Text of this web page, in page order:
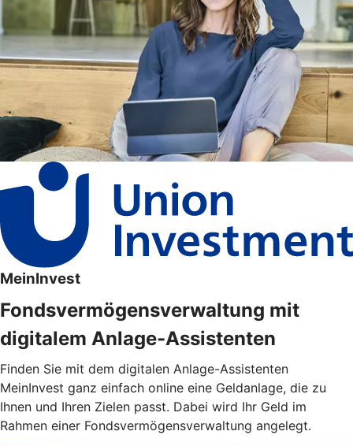
MeinInvest
Fondsvermögensverwaltung mit
digitalem Anlage-Assistenten
Finden Sie mit dem digitalen Anlage-Assistenten
MeinInvest ganz einfach online eine Geldanlage, die zu
Ihnen und Ihren Zielen passt. Dabei wird Ihr Geld im
Rahmen einer Fondsvermögensverwaltung angelegt.